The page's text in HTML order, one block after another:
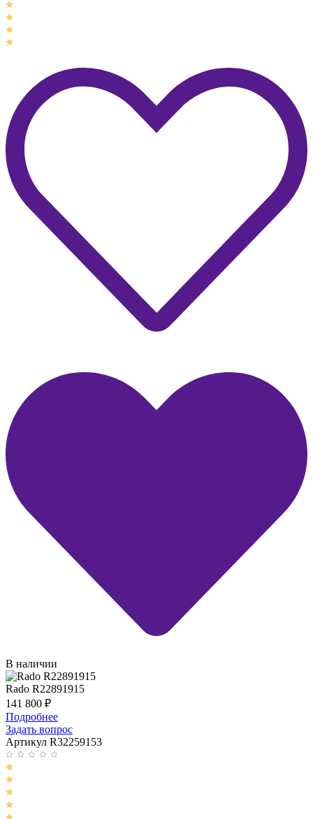
В наличии
Rado R22891915
141 800 ₽
Подробнее
Задать вопрос
Артикул R32259153